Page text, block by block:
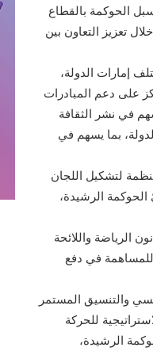
الحوكمة بالقطاع
تعزيز التعاون بين
إمارات الدولة،
على دعم المبادرات
في نشر الثقافة
بما يسهم في
لتشكيل اللجان
الرشيدة،
الرياضة واللائحة
للمساهمة في دفع
والتنسيق المستمر
للحركة
الرشيدة،